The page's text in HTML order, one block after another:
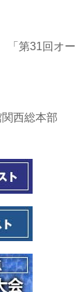
「第31回オー
西総本部